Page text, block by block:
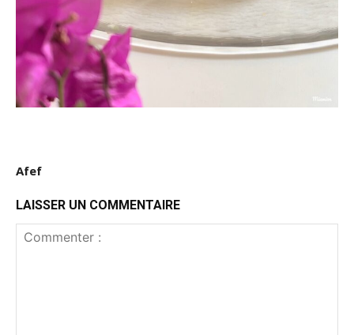
Afef
LAISSER UN COMMENTAIRE